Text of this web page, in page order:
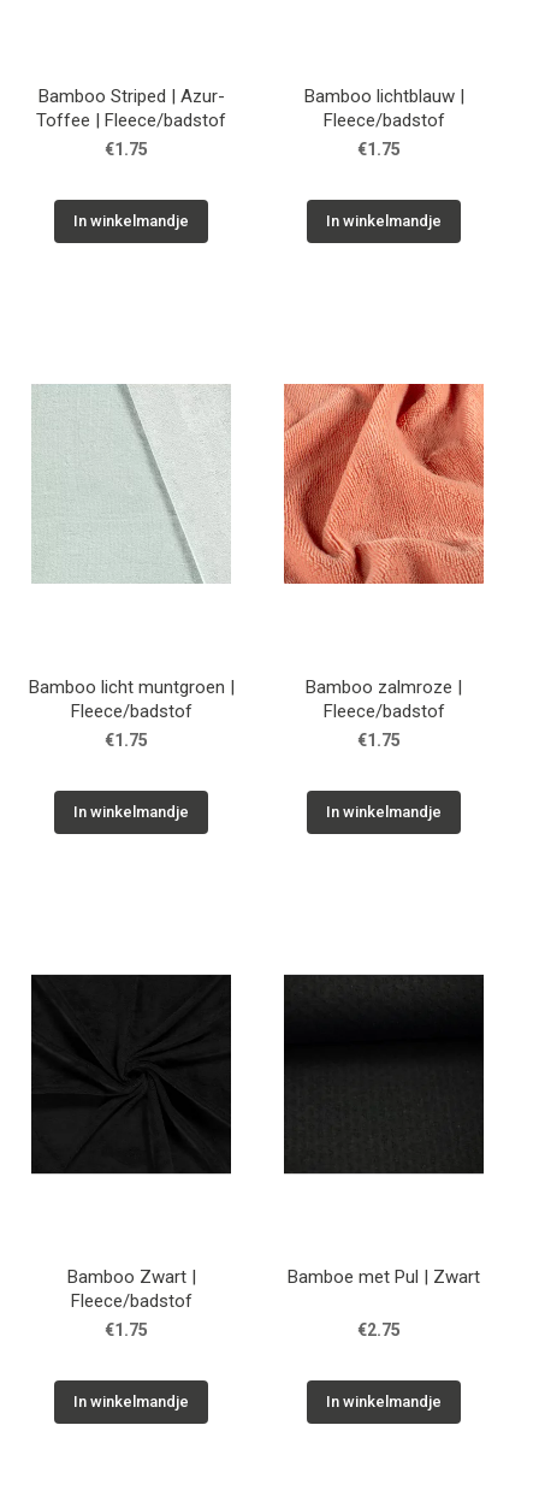
Bamboo Striped | Azur-
Toffee | Fleece/badstof
€1.75
In winkelmandje
Bamboo lichtblauw |
Fleece/badstof
€1.75
In winkelmandje
Bamboo licht muntgroen |
Fleece/badstof
€1.75
In winkelmandje
Bamboo zalmroze |
Fleece/badstof
€1.75
In winkelmandje
Bamboo Zwart |
Fleece/badstof
€1.75
In winkelmandje
Bamboe met Pul | Zwart
€2.75
In winkelmandje